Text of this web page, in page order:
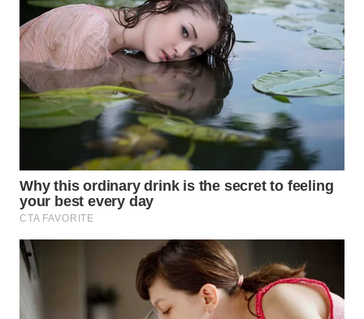
WN
MADURA
WN
SURABAYA
NATUNA
WN
MANDALIKA